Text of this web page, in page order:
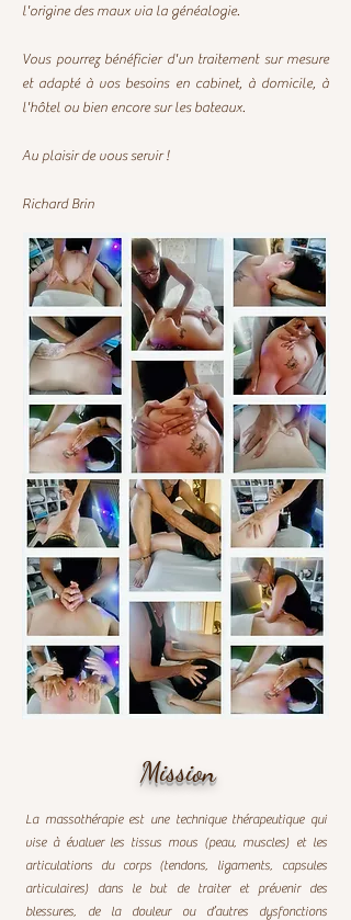
l'origine des maux via la généalogie.
Vous pourrez bénéficier d'un traitement sur mesure
et adapté à vos besoins en cabinet, à domicile, à
l'hôtel ou bien encore sur les bateaux.
Au plaisir de vous servir !
Richard Brin
Mission
La massothérapie est une technique thérapeutique qui
vise à évaluer les tissus mous (peau, muscles) et les
articulations du corps (tendons, ligaments, capsules
articulaires) dans le but de traiter et prévenir des
blessures, de la douleur ou d’autres dysfonctions